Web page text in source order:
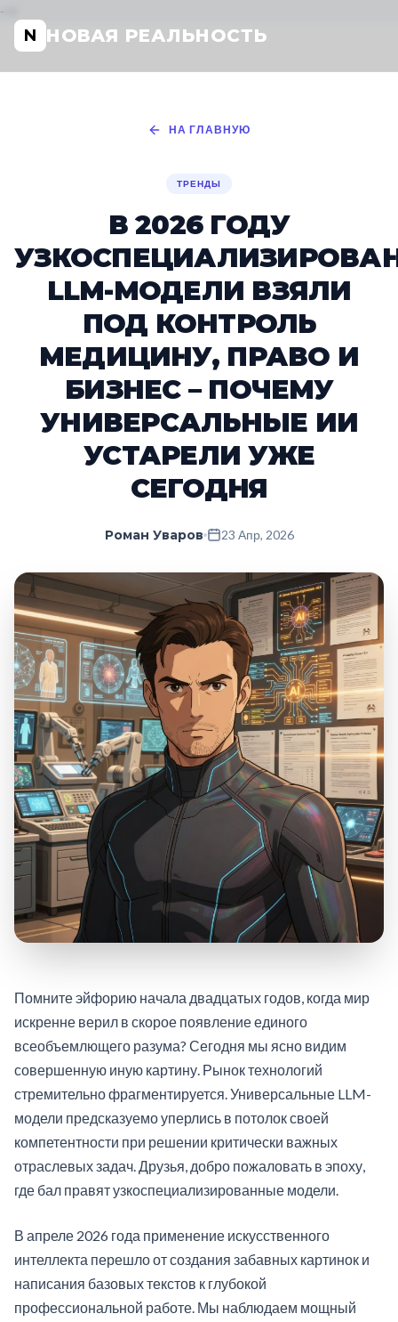
-->
N НОВАЯ РЕАЛЬНОСТЬ
НА ГЛАВНУЮ
ТРЕНДЫ
В 2026 ГОДУ
LLM-МОДЕЛИ ВЗЯЛИ
ПОД КОНТРОЛЬ
МЕДИЦИНУ, ПРАВО И
БИЗНЕС – ПОЧЕМУ
УНИВЕРСАЛЬНЫЕ ИИ
УСТАРЕЛИ УЖЕ
СЕГОДНЯ
Роман Уваров 23 Апр, 2026
Помните эйфорию начала двадцатых годов, когда мир
искренне верил в скорое появление единого
всеобъемлющего разума? Сегодня мы ясно видим
совершенную иную картину. Рынок технологий
стремительно фрагментируется. Универсальные LLM-
модели предсказуемо уперлись в потолок своей
компетентности при решении критически важных
отраслевых задач. Друзья, добро пожаловать в эпоху,
где бал правят узкоспециализированные модели.
В апреле 2026 года применение искусственного
интеллекта перешло от создания забавных картинок и
написания базовых текстов к глубокой
профессиональной работе. Мы наблюдаем мощный